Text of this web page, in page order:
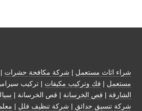
شراء اثاث مستعمل | شركة مكافحة حشرات |
مستعمل | فك وتركيب مكيفات | تركيب
الشارقة | قص الخرسانة | قص الخرسانة |
شركة تنسيق حدائق | شركة تنظيف فلل |